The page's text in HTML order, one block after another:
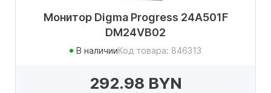
Монитор Digma Progress 24A501F
DM24VB02
В наличииКод товара: 846313
292.98 BYN